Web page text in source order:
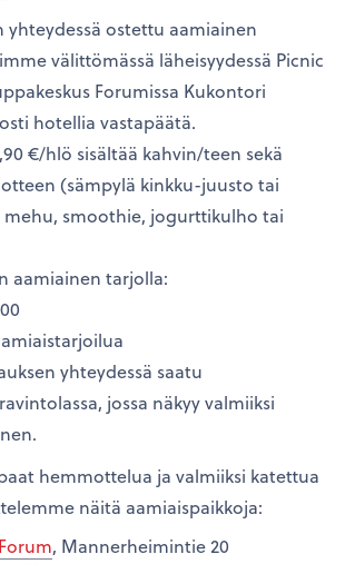
yhteydessä ostettu aamiainen
välittömässä läheisyydessä Picnic
Forumissa Kukontori
hotellia vastapäätä.
€/hlö sisältää kahvin/teen sekä
(sämpylä kinkku-juusto tai
smoothie, jogurttikulho tai
aamiainen tarjolla:
yhteydessä saatu
jossa näkyy valmiiksi
hemmottelua ja valmiiksi katettua
näitä aamiaispaikkoja:
, Mannerheimintie 20